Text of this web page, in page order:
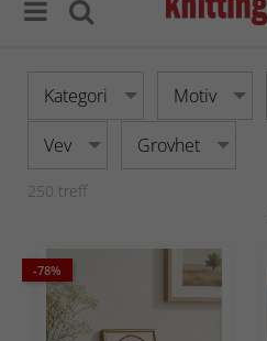
Kategori Motiv
Vev Grovhet
250 treff
-78%